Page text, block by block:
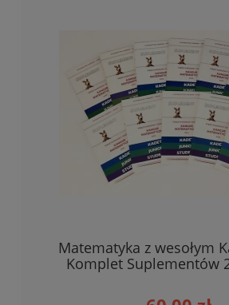
Matematyka z wesołym
Komplet Suplementów